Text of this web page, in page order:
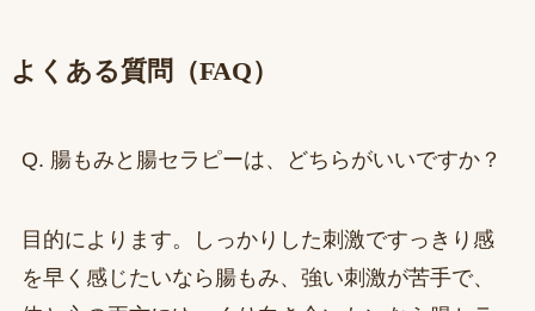
よくある質問（FAQ）
Q. 腸もみと腸セラピーは、どちらがいいですか？
目的によります。しっかりした刺激ですっきり感
を早く感じたいなら腸もみ、強い刺激が苦手で、